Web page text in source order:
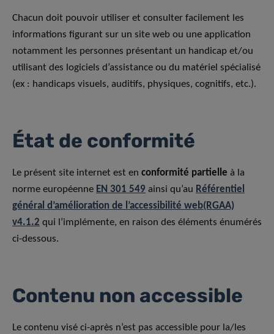
Chacun doit pouvoir utiliser et consulter facilement les
informations figurant sur un site web ou une application
notamment les personnes présentant un handicap et/ou
utilisant des logiciels d’assistance ou du matériel spécialisé
(ex : handicaps visuels, auditifs, physiques, cognitifs, etc.).
État de conformité
Le présent site internet est en conformité partielle à la
norme européenne EN 301 549 ainsi qu’au Référentiel
général d’amélioration de l’accessibilité web(RGAA)
v4.1.2 qui l’implémente, en raison des éléments énumérés
ci-dessous.
Contenu non accessible
Le contenu visé ci-après n’est pas accessible pour la/les